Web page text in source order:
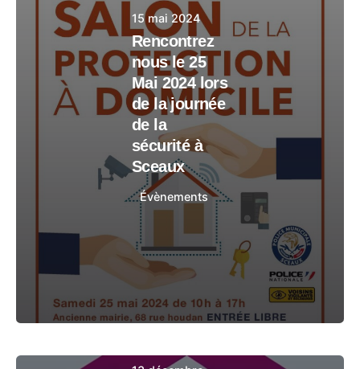
15 mai 2024
Rencontrez
nous le 25
Mai 2024 lors
de la journée
de la
sécurité à
Sceaux
Évènements